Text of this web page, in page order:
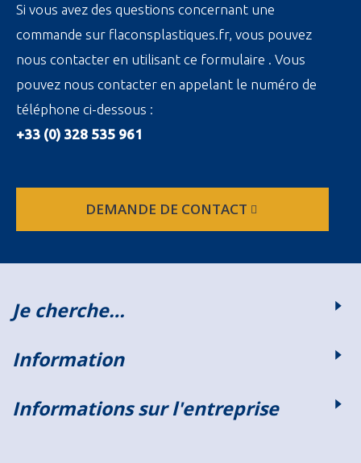
Si vous avez des questions concernant une
commande sur flaconsplastiques.fr, vous pouvez
nous contacter en utilisant ce formulaire . Vous
pouvez nous contacter en appelant le numéro de
téléphone ci-dessous :
+33 (0) 328 535 961
DEMANDE DE CONTACT
Je cherche…
Information
Informations sur l'entreprise